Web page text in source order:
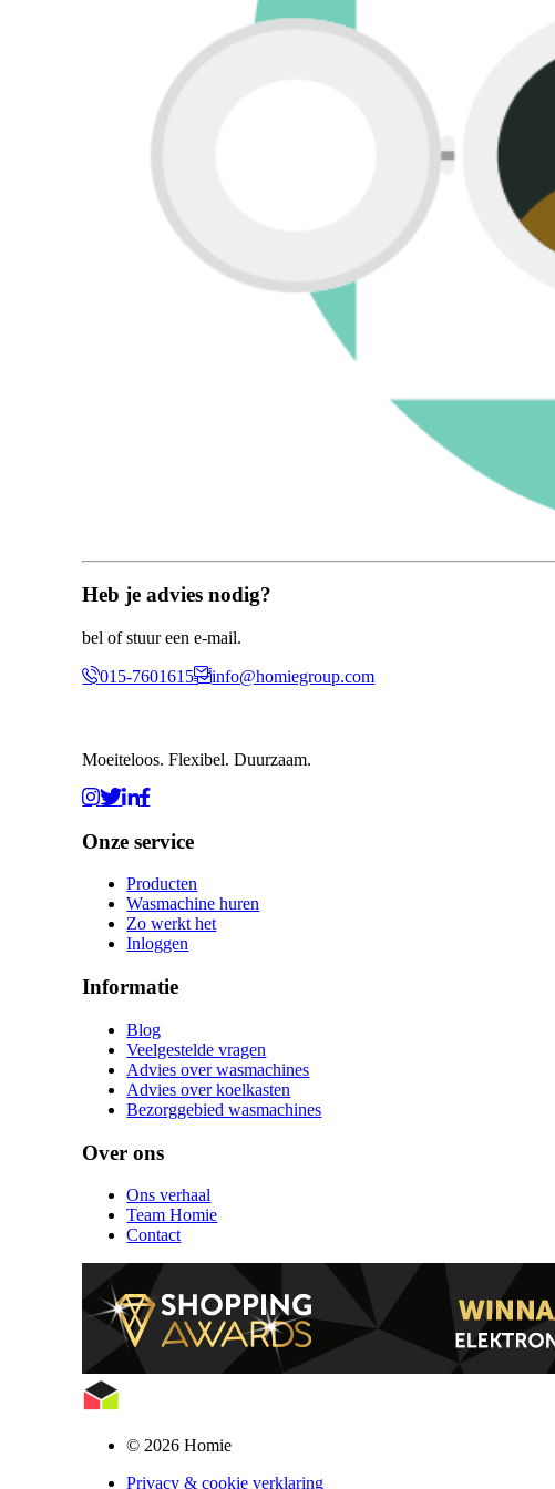
Heb je advies nodig?
bel of stuur een e-mail.
015-7601615 info@homiegroup.com
Moeiteloos. Flexibel. Duurzaam.
Onze service
Producten
Wasmachine huren
Zo werkt het
Inloggen
Informatie
Blog
Veelgestelde vragen
Advies over wasmachines
Advies over koelkasten
Bezorggebied wasmachines
Over ons
Ons verhaal
Team Homie
Contact
© 2026 Homie
Privacy & cookie verklaring